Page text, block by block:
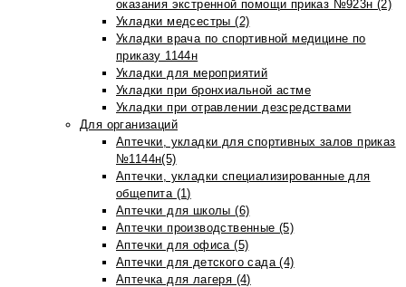
оказания экстренной помощи приказ №923н (2)
Укладки медсестры (2)
Укладки врача по спортивной медицине по
приказу 1144н
Укладки для мероприятий
Укладки при бронхиальной астме
Укладки при отравлении дезсредствами
Для организаций
Аптечки, укладки для спортивных залов приказ
№1144н(5)
Аптечки, укладки специализированные для
общепита (1)
Аптечки для школы (6)
Аптечки производственные (5)
Аптечки для офиса (5)
Аптечки для детского сада (4)
Аптечка для лагеря (4)